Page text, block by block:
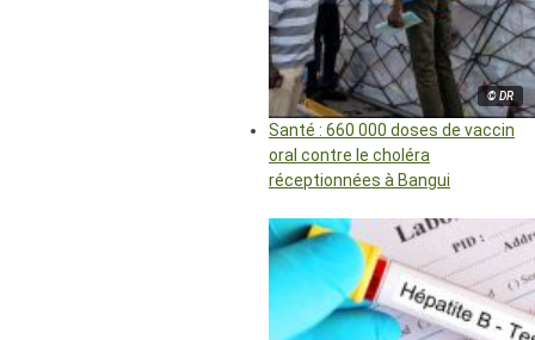
© DR
Santé : 660 000 doses de vaccin
oral contre le choléra
réceptionnées à Bangui